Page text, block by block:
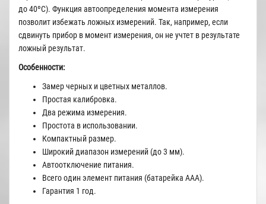
до 40ºС). Функция автоопределения момента измерения
позволит избежать ложных измерений. Так, например, если
сдвинуть прибор в момент измерения, он не учтет в результате
ложный результат.
Особенности:
Замер черных и цветных металлов.
Простая калибровка.
Два режима измерения.
Простота в использовании.
Компактный размер.
Широкий диапазон измерений (до 3 мм).
Автоотключение питания.
Всего один элемент питания (батарейка AAA).
Гарантия 1 год.